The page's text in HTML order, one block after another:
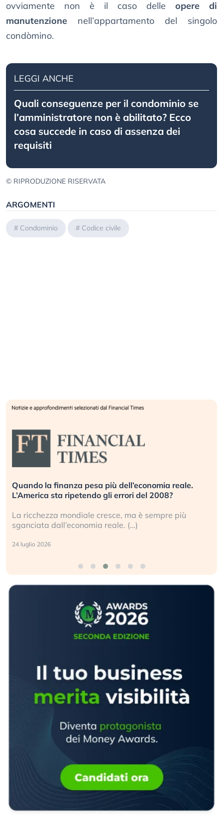
ovviamente non è il caso delle opere di
manutenzione nell’appartamento del singolo
condòmino.
LEGGI ANCHE
Quali conseguenze per il condominio se
l’amministratore non è abilitato? Ecco
cosa succede in caso di assenza dei
requisiti
© RIPRODUZIONE RISERVATA
ARGOMENTI
# Condominio # Codice civile
Quando la finanza pesa più dell’economia reale.
L’America sta ripetendo gli errori del 2008?
La ricchezza mondiale cresce, ma è sempre più
sganciata dall’economia reale. (…)
24 luglio 2026